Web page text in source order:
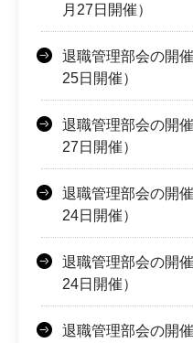
月27日開催）
退職管理部会の開
25日開催）
退職管理部会の開
27日開催）
退職管理部会の開
24日開催）
退職管理部会の開
24日開催）
退職管理部会の開